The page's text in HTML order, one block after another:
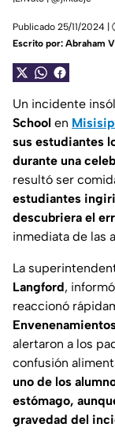
Publicado 25/11/2024 |
Escrito por: Abraham
Un incidente
School en
sus estudiantes
durante una
resultó ser
estudiantes
descubriera el
inmediata de las
La
Langford,
reaccionó
alertaron a los
confusión
uno de los
estómago,
gravedad del